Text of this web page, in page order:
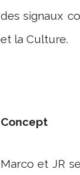
des signaux
et la Culture.
Concept
Marco et JR